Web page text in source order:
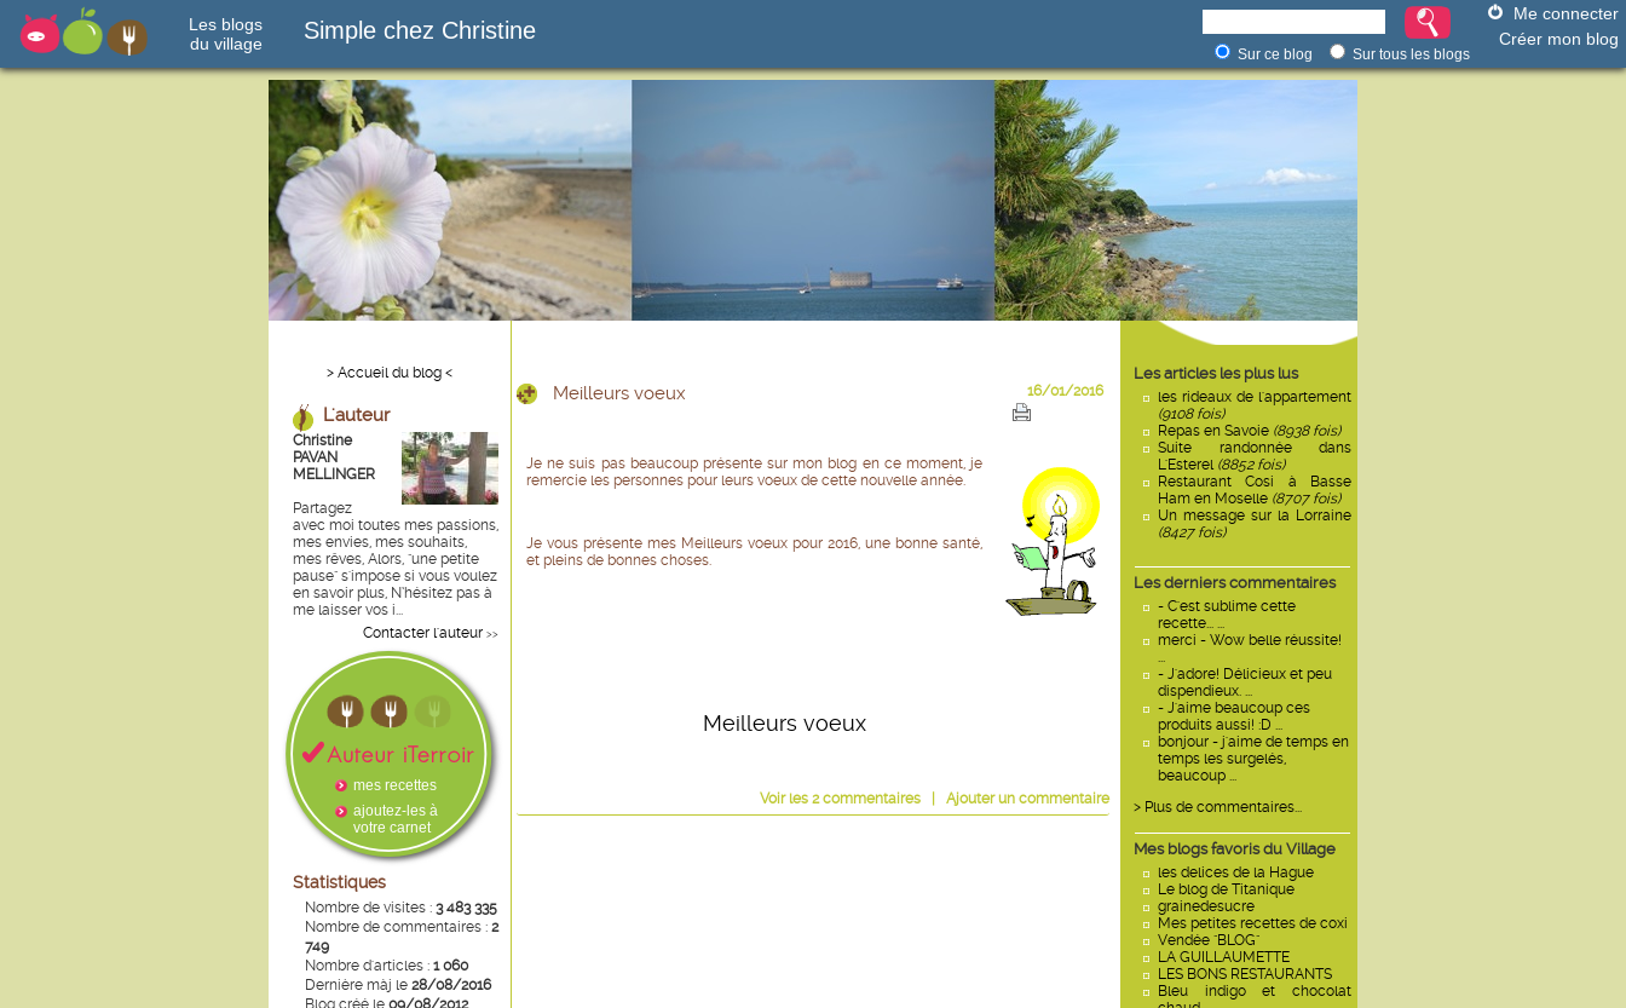
Les blogs
du village
Simple chez Christine
Me connecter
Créer mon blog
Sur ce blog Sur tous les blogs
Les articles les plus lus
les rideaux de l'appartement
(9108 fois)
Repas en Savoie (8938 fois)
Suite randonnée dans
L'Esterel (8852 fois)
Restaurant Cosi à Basse
Ham en Moselle (8707 fois)
Un message sur la Lorraine
(8427 fois)
Les derniers commentaires
- C'est sublime cette
recette... ...
merci - Wow belle réussite!
...
- J'adore! Délicieux et peu
dispendieux. ...
- J'aime beaucoup ces
produits aussi! :D ...
bonjour - j'aime de temps en
temps les surgelés,
beaucoup ...
> Plus de commentaires...
Mes blogs favoris du Village
les delices de la Hague
Le blog de Titanique
grainedesucre
Mes petites recettes de coxi
Vendée "BLOG"
LA GUILLAUMETTE
LES BONS RESTAURANTS
Bleu indigo et chocolat
> Accueil du blog <
L'auteur
Christine
PAVAN
MELLINGER
Partagez
avec moi toutes mes passions,
mes envies, mes souhaits,
mes rêves, Alors, "une petite
pause" s'impose si vous voulez
en savoir plus, N’hésitez pas à
me laisser vos i...
Contacter l'auteur >>
mes recettes
ajoutez-les à
votre carnet
Statistiques
Nombre de visites : 3 483 335
Nombre de commentaires : 2
749
Nombre d'articles : 1 060
Dernière màj le 28/08/2016
Blog créé le 09/08/2012
Meilleurs voeux 16/01/2016
Je ne suis pas beaucoup présente sur mon blog en ce moment, je
remercie les personnes pour leurs voeux de cette nouvelle année.
Je vous présente mes Meilleurs voeux pour 2016, une bonne santé,
et pleins de bonnes choses.
Meilleurs voeux
Voir les 2commentaires Ajouter un commentaire